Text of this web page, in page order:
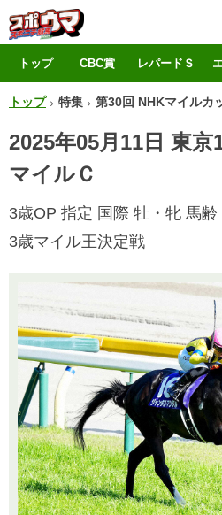
トップ CBC賞 レパードＳ
トップ 特集 第30回 NHKマイルカ
2025年05月11日 東京
マイルＣ
3歳OP 指定 国際 牡・牝 馬齢
3歳マイル王決定戦